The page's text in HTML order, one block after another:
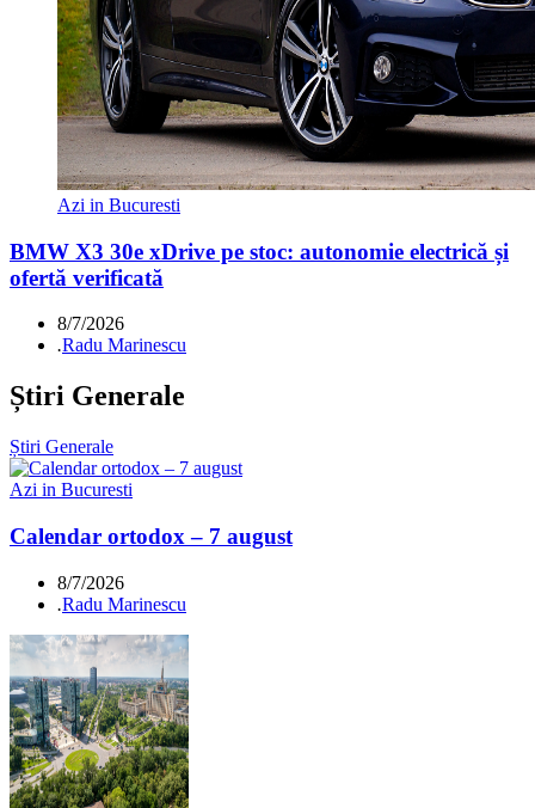
Azi in Bucuresti
BMW X3 30e xDrive pe stoc: autonomie electrică și
ofertă verificată
8/7/2026
.Radu Marinescu
Știri Generale
Știri Generale
Azi in Bucuresti
Calendar ortodox – 7 august
8/7/2026
.Radu Marinescu